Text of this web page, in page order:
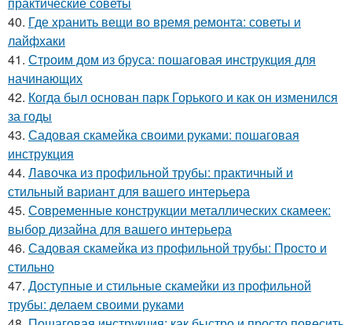
40. Где хранить вещи во время ремонта: советы и
лайфхаки
41. Строим дом из бруса: пошаговая инструкция для
начинающих
42. Когда был основан парк Горького и как он изменился
за годы
43. Садовая скамейка своими руками: пошаговая
инструкция
44. Лавочка из профильной трубы: практичный и
стильный вариант для вашего интерьера
45. Современные конструкции металлических скамеек:
выбор дизайна для вашего интерьера
46. Садовая скамейка из профильной трубы: Просто и
стильно
47. Доступные и стильные скамейки из профильной
трубы: делаем своими руками